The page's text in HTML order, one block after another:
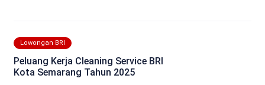
Lowongan BRI
Peluang Kerja Cleaning Service BRI
Kota Semarang Tahun 2025